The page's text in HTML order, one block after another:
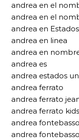
andrea en el
andrea en el
andrea en
andrea en linea
andrea en
andrea es
andrea estados
andrea ferrato
andrea ferrato
andrea ferrato kids
andrea
andrea